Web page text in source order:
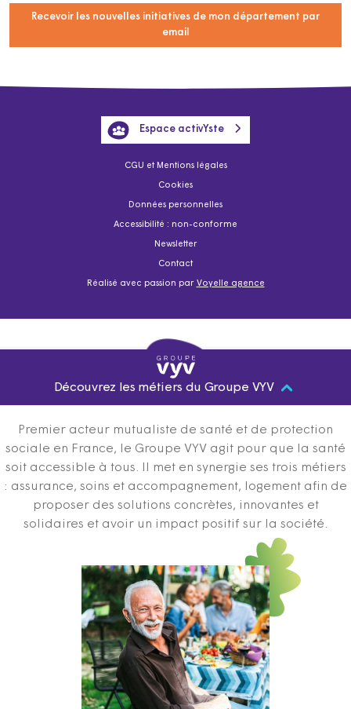
Recevoir les nouvelles initiatives de mon département par
email
CGU et Mentions légales
Cookies
Données personnelles
Accessibilité : non-conforme
Newsletter
Contact
Réalisé avec passion par Voyelle agence
Espace activYste
Découvrez les métiers du Groupe VYV
Premier acteur mutualiste de santé et de protection
sociale en France, le Groupe VYV agit pour que la santé
soit accessible à tous. Il met en synergie ses trois métiers
: assurance, soins et accompagnement, logement afin de
proposer des solutions concrètes, innovantes et
solidaires et avoir un impact positif sur la société.